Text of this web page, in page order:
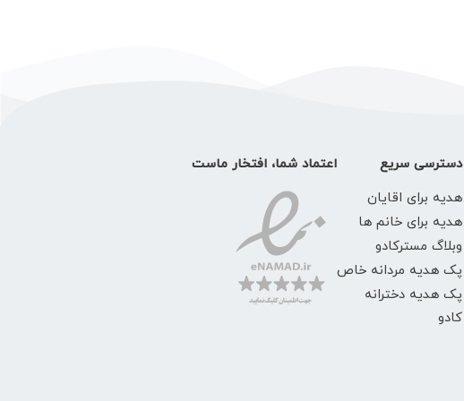
دسترسی سریع
هدیه برای اقایان
هدیه برای خانم ها
وبلاگ مسترکادو
پک هدیه مردانه خاص
پک هدیه دخترانه
کادو
اعتماد شما، افتخار ماست